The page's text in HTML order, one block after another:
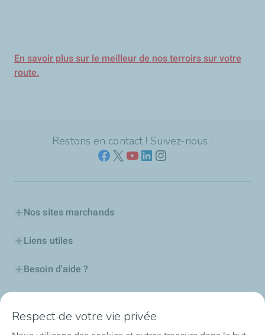
En savoir plus sur le meilleur de nos terroirs sur votre
route.
Restons en contact ! Suivez-nous :
Nos sites marchands
Liens utiles
Besoin d'aide ?
Certificats d'économies d'énergie
Respect de votre vie privée